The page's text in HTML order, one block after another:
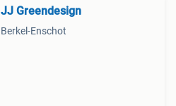
JJ Greendesign
Berkel-Enschot